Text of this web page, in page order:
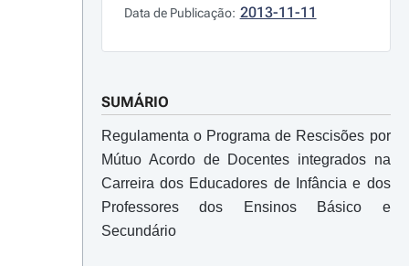
Data de Publicação: 2013-11-11
SUMÁRIO
Regulamenta o Programa de Rescisões por
Mútuo Acordo de Docentes integrados na
Carreira dos Educadores de Infância e dos
Professores dos Ensinos Básico e
Secundário